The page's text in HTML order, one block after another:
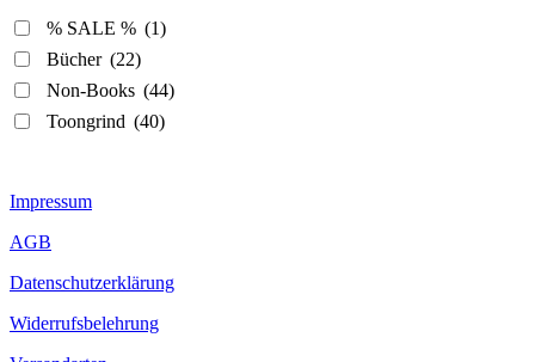
% SALE % (1)
Bücher (22)
Non-Books (44)
Toongrind (40)
Impressum
AGB
Datenschutzerklärung
Widerrufsbelehrung